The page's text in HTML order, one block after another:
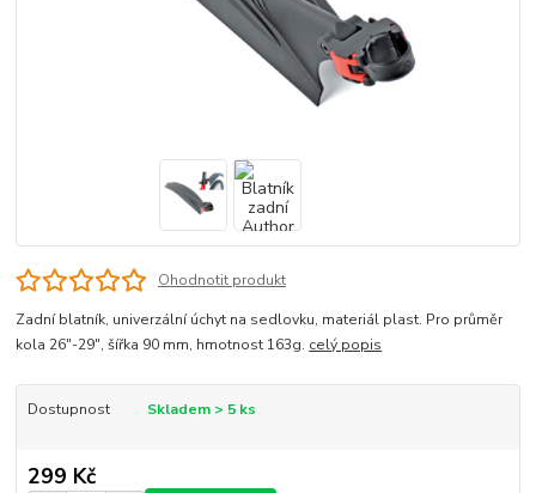
Ohodnotit produkt
Zadní blatník, univerzální úchyt na sedlovku, materiál plast. Pro průměr
kola 26"-29", šířka 90 mm, hmotnost 163g. celý popis
Dostupnost Skladem > 5 ks
299 Kč